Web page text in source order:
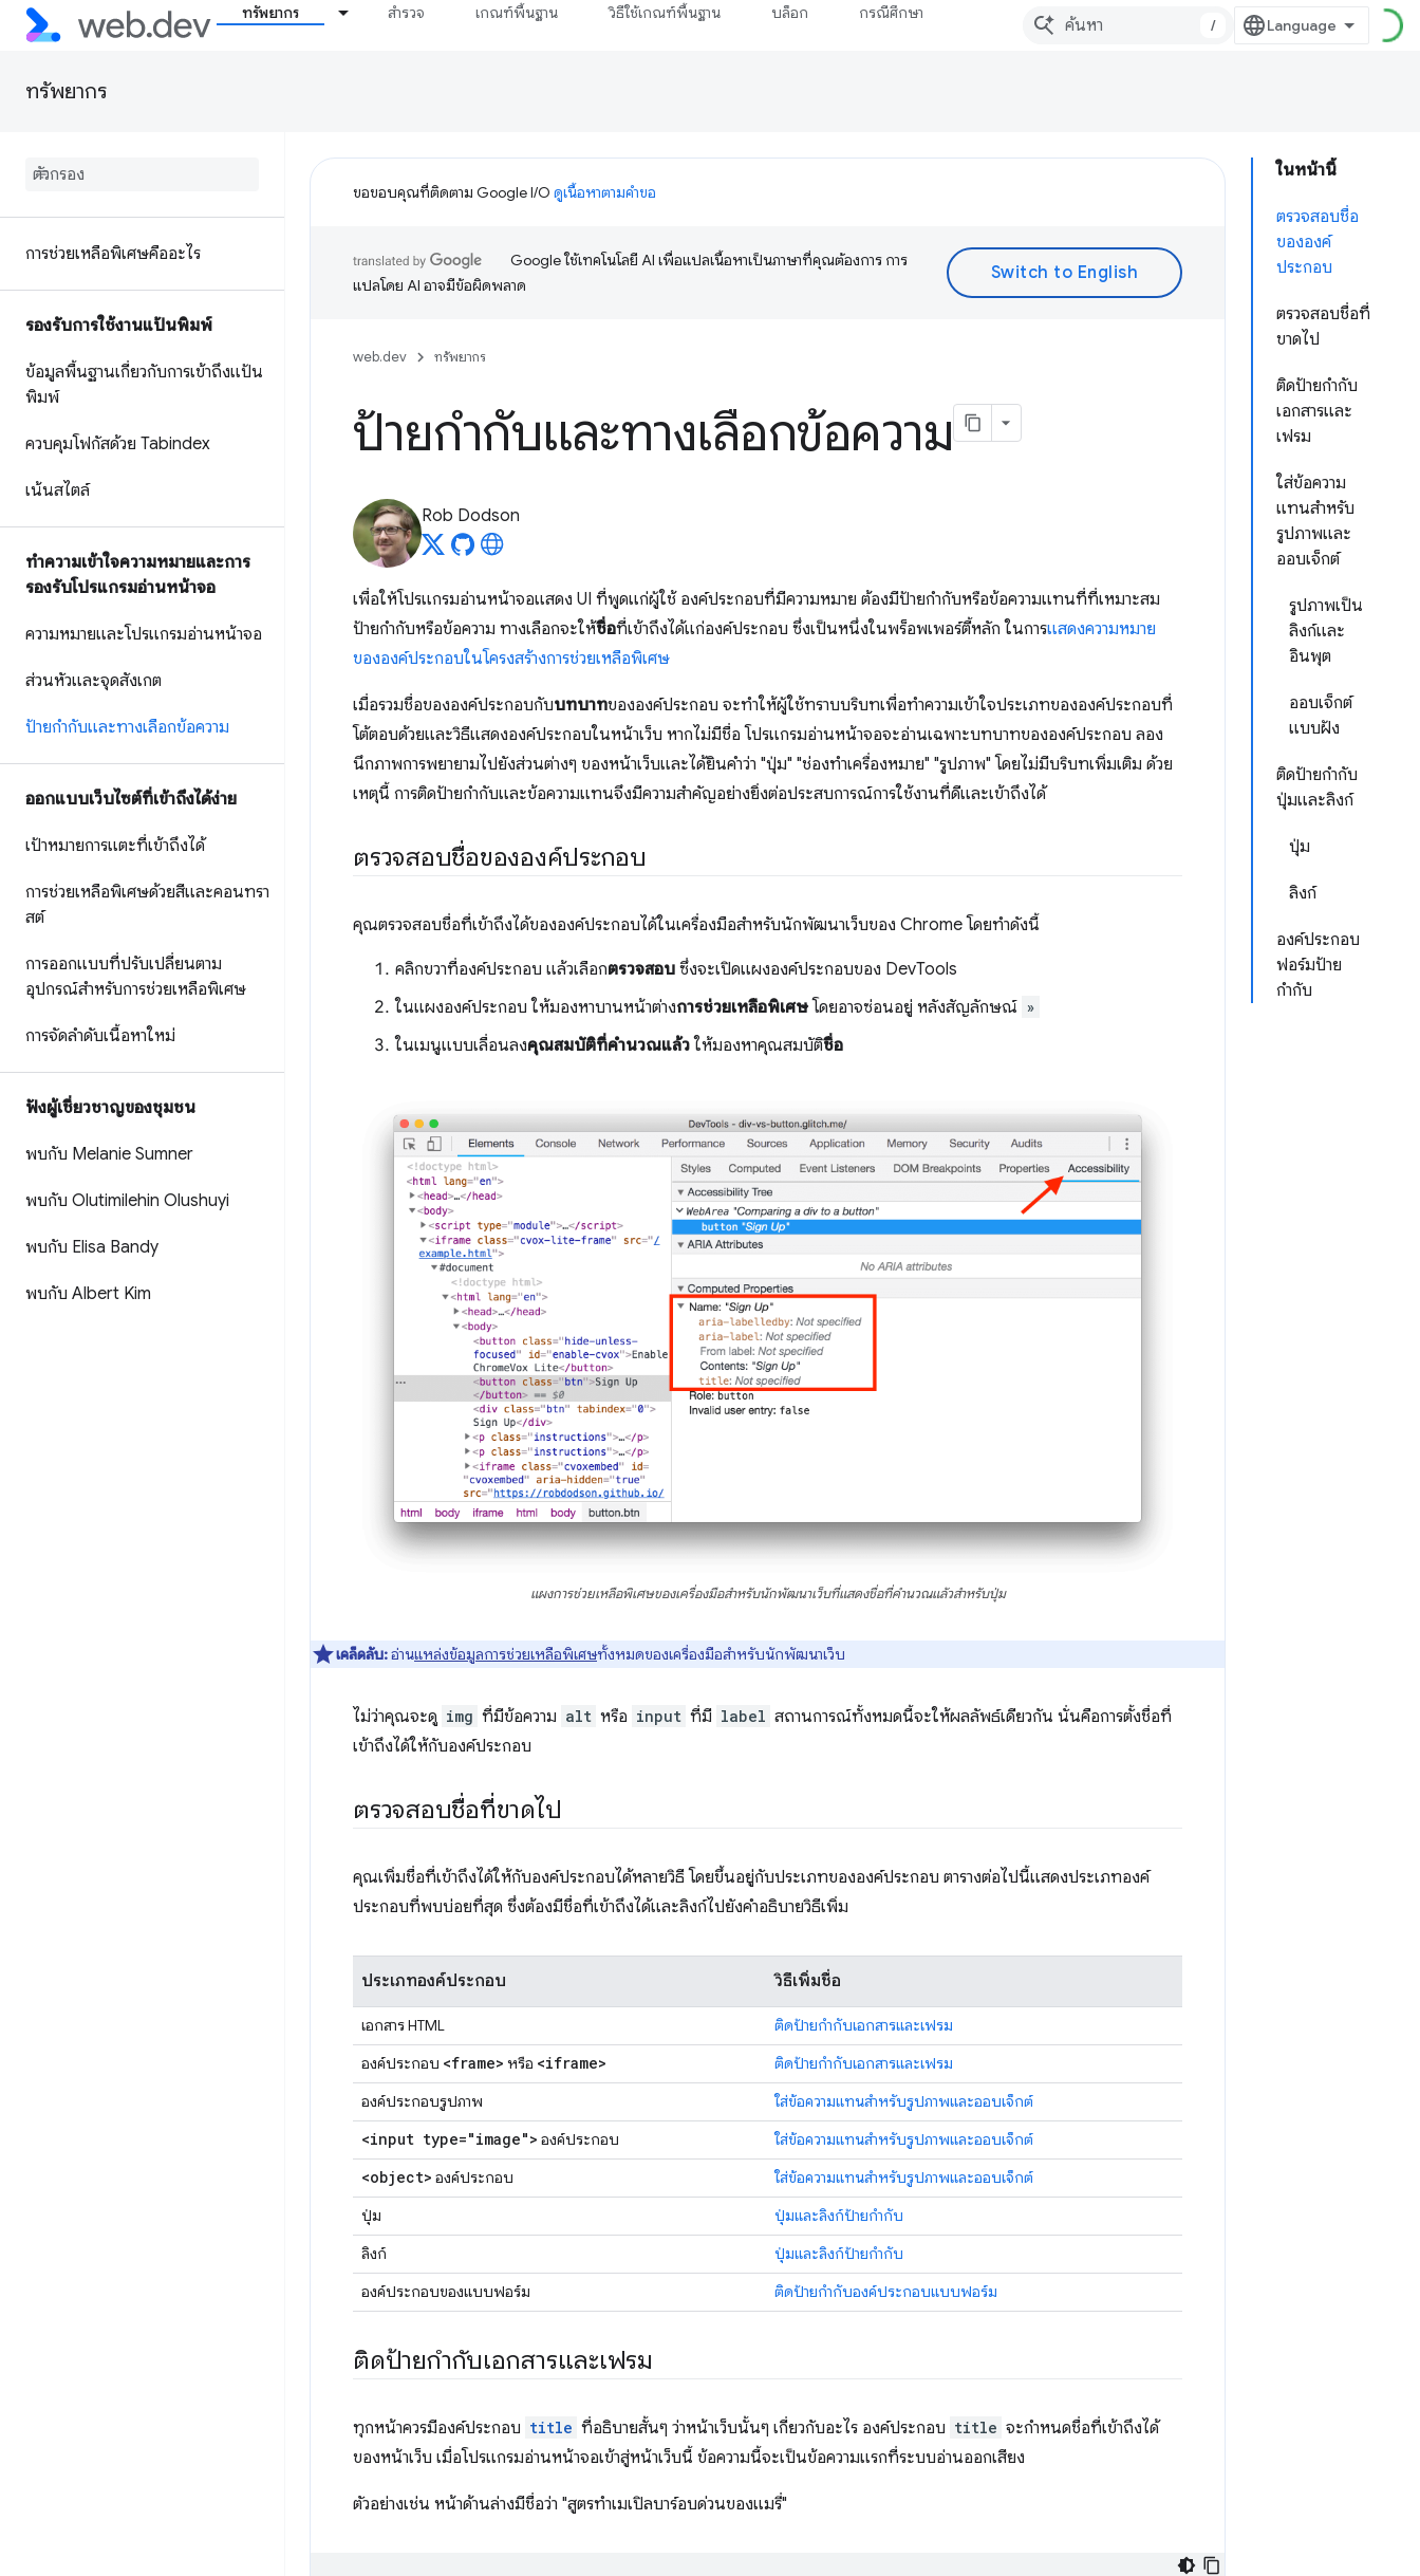
ทรัพยากร สำรวจ เกณฑ์พื้นฐาน วิธีใช้เกณฑ์พื้นฐาน บล็อก กรณีศึกษา
/
ทรัพยากร
การช่วยเหลือพิเศษคืออะไร
รองรับการใช้งานแป้นพิมพ์
ข้อมูลพื้นฐานเกี่ยวกับการเข้าถึงแป้น
พิมพ์
ควบคุมโฟกัสด้วย Tabindex
เน้นสไตล์
ทำความเข้าใจความหมายและการ
รองรับโปรแกรมอ่านหน้าจอ
ความหมายและโปรแกรมอ่านหน้าจอ
ส่วนหัวและจุดสังเกต
ป้ายกำกับและทางเลือกข้อความ
ออกแบบเว็บไซต์ที่เข้าถึงได้ง่าย
เป้าหมายการแตะที่เข้าถึงได้
การช่วยเหลือพิเศษด้วยสีและคอนทรา
สต์
การออกแบบที่ปรับเปลี่ยนตาม
อุปกรณ์สำหรับการช่วยเหลือพิเศษ
การจัดลําดับเนื้อหาใหม่
ฟังผู้เชี่ยวชาญของชุมชน
พบกับ Melanie Sumner
พบกับ Olutimilehin Olushuyi
พบกับ Elisa Bandy
พบกับ Albert Kim
ในหน้านี้
ตรวจสอบชื่อ
ขององค์
ประกอบ
ตรวจสอบชื่อที่
ขาดไป
ติดป้ายกำกับ
เอกสารและ
เฟรม
ใส่ข้อความ
แทนสำหรับ
รูปภาพและ
ออบเจ็กต์
รูปภาพเป็น
ลิงก์และ
อินพุต
ออบเจ็กต์
แบบฝัง
ติดป้ายกำกับ
ปุ่มและลิงก์
ปุ่ม
ลิงก์
องค์ประกอบ
ฟอร์มป้าย
กำกับ
ขอขอบคุณที่ติดตาม Google I/O ดูเนื้อหาตามคำขอ
Google ใช้เทคโนโลยี AI เพื่อแปลเนื้อหาเป็นภาษาที่คุณต้องการ การ
แปลโดย AI อาจมีข้อผิดพลาด
web.dev ทรัพยากร
ป้ายกำกับและทางเลือกข้อความ
Rob Dodson
เพื่อให้โปรแกรมอ่านหน้าจอแสดง UI ที่พูดแก่ผู้ใช้ องค์ประกอบที่มีความหมาย ต้องมีป้ายกำกับหรือข้อความแทนที่ที่เหมาะสม
ป้ายกำกับหรือข้อความ ทางเลือกจะให้ชื่อที่เข้าถึงได้แก่องค์ประกอบ ซึ่งเป็นหนึ่งในพร็อพเพอร์ตี้หลัก ในการแสดงความหมาย
ขององค์ประกอบในโครงสร้างการช่วยเหลือพิเศษ
เมื่อรวมชื่อขององค์ประกอบกับบทบาทขององค์ประกอบ จะทำให้ผู้ใช้ทราบบริบทเพื่อทำความเข้าใจประเภทขององค์ประกอบที่
โต้ตอบด้วยและวิธีแสดงองค์ประกอบในหน้าเว็บ หากไม่มีชื่อ โปรแกรมอ่านหน้าจอจะอ่านเฉพาะบทบาทขององค์ประกอบ ลอง
นึกภาพการพยายามไปยังส่วนต่างๆ ของหน้าเว็บและได้ยินคำว่า "ปุ่ม" "ช่องทำเครื่องหมาย" "รูปภาพ" โดยไม่มีบริบทเพิ่มเติม ด้วย
เหตุนี้ การติดป้ายกำกับและข้อความแทนจึงมีความสำคัญอย่างยิ่งต่อประสบการณ์การใช้งานที่ดีและเข้าถึงได้
ตรวจสอบชื่อขององค์ประกอบ
คุณตรวจสอบชื่อที่เข้าถึงได้ขององค์ประกอบได้ในเครื่องมือสำหรับนักพัฒนาเว็บของ Chrome โดยทำดังนี้
คลิกขวาที่องค์ประกอบ แล้วเลือกตรวจสอบ ซึ่งจะเปิดแผงองค์ประกอบของ DevTools
ในแผงองค์ประกอบ ให้มองหาบานหน้าต่างการช่วยเหลือพิเศษ โดยอาจซ่อนอยู่ หลังสัญลักษณ์ »
ในเมนูแบบเลื่อนลงคุณสมบัติที่คำนวณแล้ว ให้มองหาคุณสมบัติชื่อ
แผงการช่วยเหลือพิเศษของเครื่องมือสำหรับนักพัฒนาเว็บที่แสดงชื่อที่คำนวณแล้วสำหรับปุ่ม
เคล็ดลับ:อ่านแหล่งข้อมูลการช่วยเหลือพิเศษทั้งหมดของเครื่องมือสำหรับนักพัฒนาเว็บ
ไม่ว่าคุณจะดู img ที่มีข้อความ alt หรือ input ที่มี label สถานการณ์ทั้งหมดนี้จะให้ผลลัพธ์เดียวกัน นั่นคือการตั้งชื่อที่
เข้าถึงได้ให้กับองค์ประกอบ
ตรวจสอบชื่อที่ขาดไป
คุณเพิ่มชื่อที่เข้าถึงได้ให้กับองค์ประกอบได้หลายวิธี โดยขึ้นอยู่กับประเภทขององค์ประกอบ ตารางต่อไปนี้แสดงประเภทองค์
ประกอบที่พบบ่อยที่สุด ซึ่งต้องมีชื่อที่เข้าถึงได้และลิงก์ไปยังคำอธิบายวิธีเพิ่ม
ประเภทองค์ประกอบ วิธีเพิ่มชื่อ
เอกสาร HTML
ติดป้ายกำกับเอกสารและเฟรม
องค์ประกอบ <frame> หรือ <iframe>
ติดป้ายกำกับเอกสารและเฟรม
องค์ประกอบรูปภาพ
ใส่ข้อความแทนสำหรับรูปภาพและออบเจ็กต์
<input type="image"> องค์ประกอบ ใส่ข้อความแทนสำหรับรูปภาพและออบเจ็กต์
<object> องค์ประกอบ
ใส่ข้อความแทนสำหรับรูปภาพและออบเจ็กต์
ปุ่ม
ปุ่มและลิงก์ป้ายกำกับ
ลิงก์
ปุ่มและลิงก์ป้ายกำกับ
องค์ประกอบของแบบฟอร์ม
ติดป้ายกำกับองค์ประกอบแบบฟอร์ม
ติดป้ายกำกับเอกสารและเฟรม
ทุกหน้าควรมีองค์ประกอบ title ที่อธิบายสั้นๆ ว่าหน้าเว็บนั้นๆ เกี่ยวกับอะไร องค์ประกอบ title จะกำหนดชื่อที่เข้าถึงได้
ของหน้าเว็บ เมื่อโปรแกรมอ่านหน้าจอเข้าสู่หน้าเว็บนี้ ข้อความนี้จะเป็นข้อความแรกที่ระบบอ่านออกเสียง
ตัวอย่างเช่น หน้าด้านล่างมีชื่อว่า "สูตรทำเมเปิลบาร์อบด่วนของแมรี่"